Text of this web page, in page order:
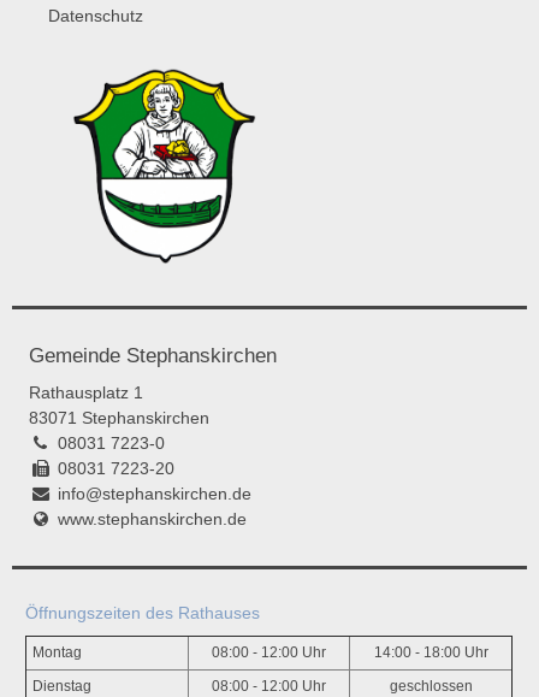
Datenschutz
Gemeinde Stephanskirchen
Rathausplatz 1
83071 Stephanskirchen
08031 7223-0
08031 7223-20
info@stephanskirchen.de
www.stephanskirchen.de
Öffnungszeiten des Rathauses
Montag 08:00 - 12:00 Uhr 14:00 - 18:00 Uhr
Dienstag 08:00 - 12:00 Uhr geschlossen